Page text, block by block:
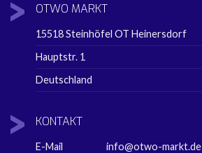
OTWO MARKT
15518 Steinhöfel OT Heinersdorf
Hauptstr. 1
Deutschland
KONTAKT
E-Mail
info@otwo-markt.de